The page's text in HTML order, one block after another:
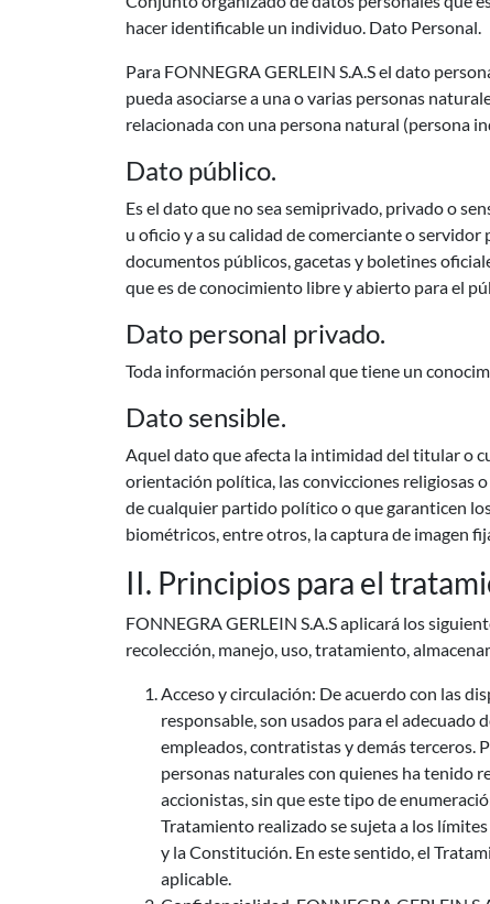
hacer identificable un individuo. Dato Personal.
Para FONNEGRA GERLEIN S.A.S el dato
pueda asociarse a una o varias personas
relacionada con una persona natural (persona
Dato público.
Es el dato que no sea semiprivado, privado o
u oficio y a su calidad de comerciante o
documentos públicos, gacetas y boletines
que es de conocimiento libre y abierto para el
Dato personal privado.
Toda información personal que tiene un
Dato sensible.
Aquel dato que afecta la intimidad del titular o
orientación política, las convicciones religiosas
de cualquier partido político o que garanticen
biométricos, entre otros, la captura de imagen
II. Principios para el
FONNEGRA GERLEIN S.A.S aplicará los
recolección, manejo, uso, tratamiento,
Acceso y circulación: De acuerdo con las
responsable, son usados para el
empleados, contratistas y demás terceros.
personas naturales con quienes ha tenido
accionistas, sin que este tipo de
Tratamiento realizado se sujeta a los
y la Constitución. En este sentido, el
aplicable.